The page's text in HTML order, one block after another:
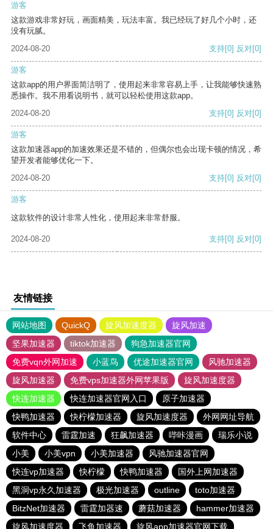
游客
这款游戏非常好玩，画面精美，玩法丰富。我已经玩了好几个小时，还
没有玩腻。
2024-08-20
支持[0] 反对[0]
游客
这款app的用户界面简洁明了，使用起来非常容易上手，让我能够快速熟
悉操作。我不用看说明书，就可以轻松使用这款app。
2024-08-20
支持[0] 反对[0]
游客
这款加速器app的加速效果还是不错的，但偶尔也会出现卡顿的情况，希
望开发者能够优化一下。
2024-08-20
支持[0] 反对[0]
游客
这款软件的设计非常人性化，使用起来非常舒服。
2024-08-20 支持[0] 反对[0]
友情链接
网站地图 QuickQ 旋风加速度器
旋风加速
坚果加速器
tiktok加速器
狗急加速器官网
免费vqn外网加速
小蓝鸟 优途加速器官网
风驰加速器
旋风加速器
免费vps加速器外网苹果版
旋风加速度器
快连加速器
快连加速器官网入口
原子加速器
快鸭加速器
快柠檬加速器 旋风加速度器
外网网址导航
软件中心
雷霆加速 狂飙加速器 哔咔漫画
瑞乐小说
小美
小美vpn 小美加速器
风驰加速器官网
快连vp加速器
快柠檬 快鸭加速器
国外上网加速器
黑洞vp永久加速器
极光加速器 outline
toto加速器
BitzNet加速器
雷霆加器速 蘑菇加速器
hammer加速器
旋风加速度器
飞鱼加速器 旋风app加速器官网下载